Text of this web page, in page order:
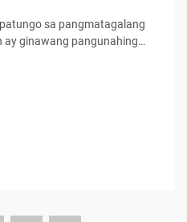
sa pangmatagalang
ay ginawang pangunahing